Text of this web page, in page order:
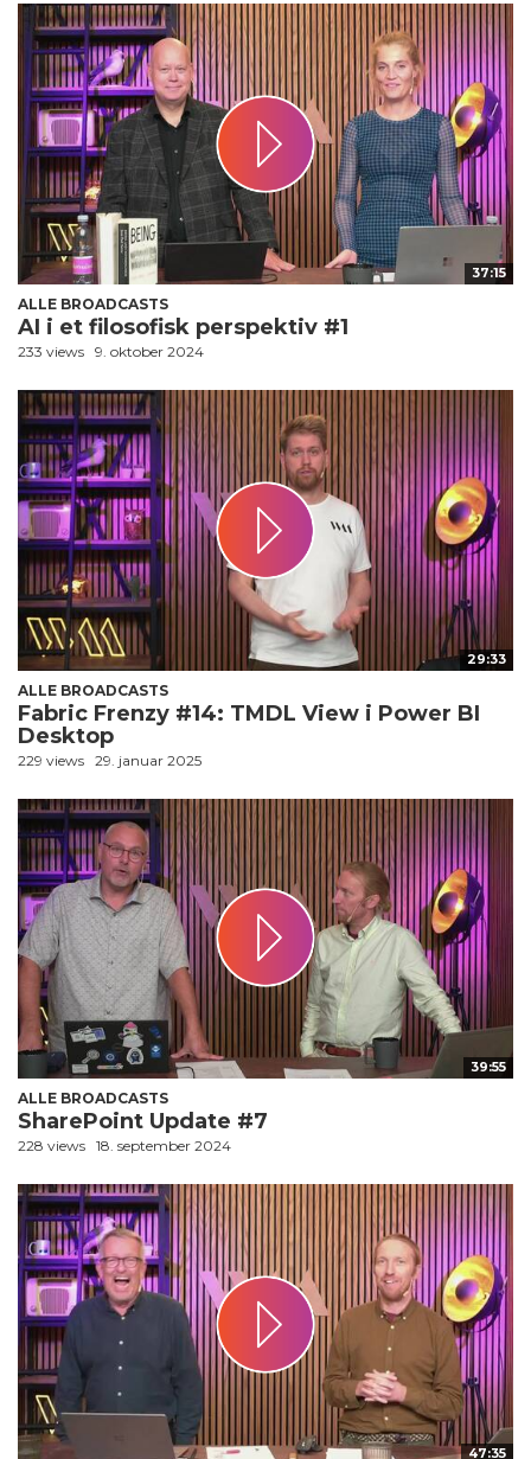
37:15
ALLE BROADCASTS
AI i et filosofisk perspektiv #1
233 views 9. oktober 2024
29:33
ALLE BROADCASTS
Fabric Frenzy #14: TMDL View i Power BI
Desktop
229 views 29. januar 2025
39:55
ALLE BROADCASTS
SharePoint Update #7
228 views 18. september 2024
47:35